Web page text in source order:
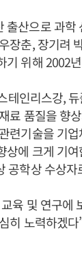
출산으로 과학
장춘, 장기려
기 위해 2002
테인리스강,
료 품질을 향
련기술을 기
상에 크게 기
공학상 수상자
육 및 연구에
히 노력하겠